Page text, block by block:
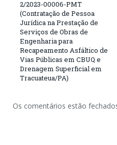
2/2023-00006-PMT
(Contratação de Pessoa
Jurídica na Prestação de
Serviços de Obras de
Engenharia para
Recapeamento Asfáltico de
Vias Públicas em CBUQ e
Drenagem Superficial em
Tracuateua/PA)
Os comentários estão